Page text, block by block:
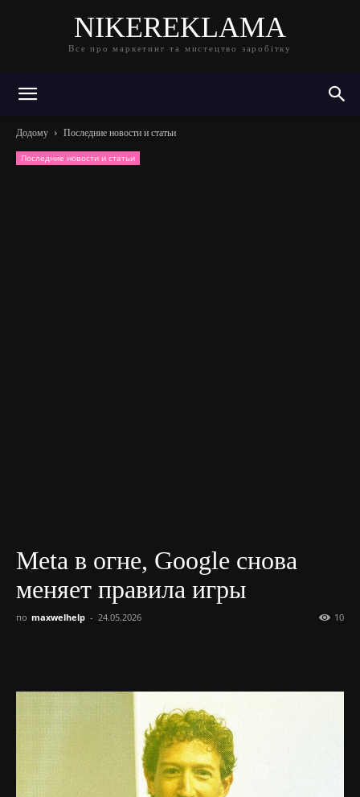
NIKEREKLAMA
Все про маркетинг та мистецтво заробітку
Додому Последние новости и статьи
Последние новости и статьи
Meta в огне, Google снова
меняет правила игры
по maxwelhelp - 24.05.2026 10